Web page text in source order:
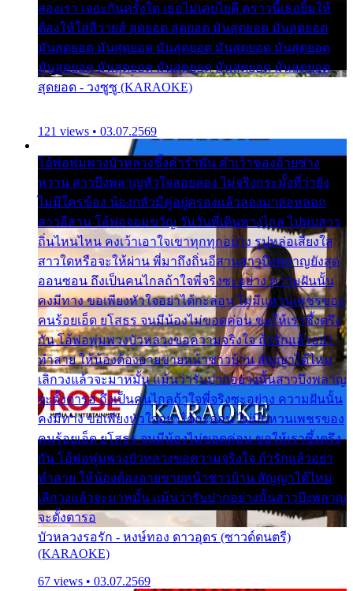
สองเรา เจอะกันครั้งใด เธอไม่เคยไยดี คราวนี้เธอยิ้มให้
ต้องให้ใส่ลีวายส์ สุดยอด สุดยอด มันสุดยอด มันสุดยอด
มันสุดยอด มันสุดยอด มันสุดยอด มันสุดยอด มันสุดยอด
มันสุดยอด มันสุดยอด มันสุดยอด มันสุดยอด มันสุดยอด
สุดยอด - วงซูซู (KARAOKE)
121 views • 03.07.2569
โอ้พ่อพุ่มพวงบัวหลวงซึ้งคำรำพัน คำเว้าของอ้ายช่าง
หวาน สาวบึงพลาญหัวใจลอยล่อง ไม่จริงกระมั้งที่ว่ายัง
ไม่มีใครข้อง น้องกลัวมีคู่อยู่ครองแล้วลองมาล่อหลอก
สาวอีสาน โอ้พ่อจอมขวัญ วันวันพี่เดินทางไกล ไปพบสาว
ถิ่นไหนไหน คงเว้าเอาใจเขาทุกทุกอย่าง รูปหล่อเสียงใส
สาวใดหรือจะให้ผ่าน พี่มาถึงถิ่นอีสานสาวบึงพลาญยังสุด
ออนซอน ถึงเป็นคนไกลถ้าใจพี่จริงซะอย่าง ความฝันนั้น
คงมีทาง ขอเพียงหัวใจอย่าได้กะล่อน ไม่มีแหวนเพชรของ
คนร้อยเอ็ด ยโสธร จนมีน้องไม่ขอดค่อน ขอให้เราซึ้งตรึง
กัน โอ้พ่อพุ่มพวงบัวหลวงขอความจริงใจ ถ้ารักแล้วอย่า
ทำลาย ให้น้องต้องอายขายหน้าชาวบ้าน สัญญาได้ไหม
เลิกวงแล้วจะมาหมั้น แม้นว่ารับปากอย่างนั้นสาวบึงพลาญ
จะตั้งตารอ ถึงเป็นคนไกลถ้าใจพี่จริงซะอย่าง ความฝันนั้น
คงมีทาง ขอเพียงหัวใจอย่าได้กะล่อน ไม่มีแหวนเพชรของ
คนร้อยเอ็ด ยโสธร จนมีน้องไม่ขอดค่อน ขอให้เราซึ้งตรึง
กัน โอ้พ่อพุ่มพวงบัวหลวงขอความจริงใจ ถ้ารักแล้วอย่า
ทำลาย ให้น้องต้องอายขายหน้าชาวบ้าน สัญญาได้ไหม
เลิกวงแล้วจะมาหมั้น แม้นว่ารับปากอย่างนั้นสาวบึงพลาญ
จะตั้งตารอ
บัวหลวงรอรัก - หงษ์ทอง ดาวอุดร (ซาวด์ดนตรี)
(KARAOKE)
67 views • 03.07.2569